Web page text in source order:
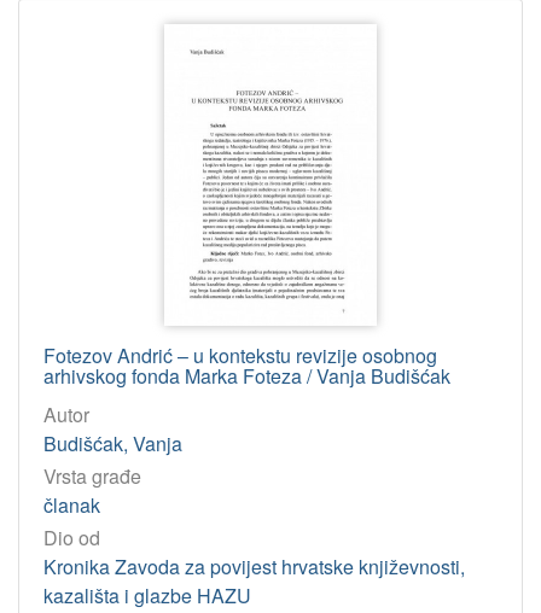
Fotezov Andrić – u kontekstu revizije osobnog
arhivskog fonda Marka Foteza / Vanja Budišćak
Autor
Budišćak, Vanja
Vrsta građe
članak
Dio od
Kronika Zavoda za povijest hrvatske književnosti,
kazališta i glazbe HAZU